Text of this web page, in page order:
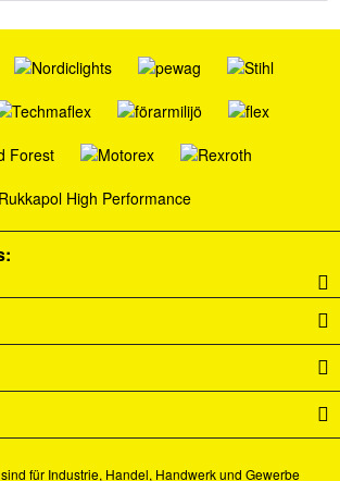
für Industrie, Handel, Handwerk und Gewerbe